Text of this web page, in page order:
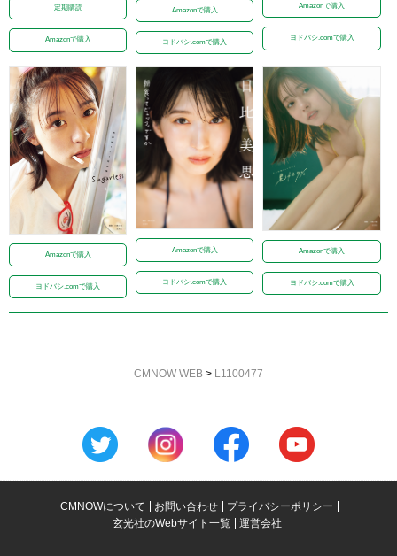
定期購読
Amazonで購入
Amazonで購入
ヨドバシ.comで購入
Amazonで購入
ヨドバシ.comで購入
Amazonで購入
ヨドバシ.comで購入
Amazonで購入
ヨドバシ.comで購入
Amazonで購入
ヨドバシ.comで購入
CMNOW WEB > L1100477
CMNOWについて お問い合わせ
プライバシーポリシー
玄光社のWebサイト一覧
運営会社